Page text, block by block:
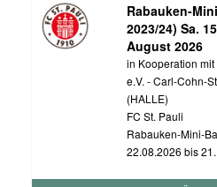
Rabauken-
2023/24) Sa.
August 2026
in Kooperation
e.V. - Carl-Cohn-
(HALLE)
FC St. Pauli
Rabauken-Mini-
22.08.2026 bis